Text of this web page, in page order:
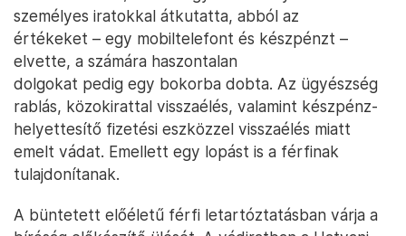
személyes iratokkal átkutatta, abból az
értékeket – egy mobiltelefont és készpénzt –
elvette, a számára haszontalan
dolgokat pedig egy bokorba dobta. Az ügyészség
rablás, közokirattal visszaélés, valamint készpénz-
helyettesítő fizetési eszközzel visszaélés miatt
emelt vádat. Emellett egy lopást is a férfinak
tulajdonítanak.
A büntetett előéletű férfi letartóztatásban várja a